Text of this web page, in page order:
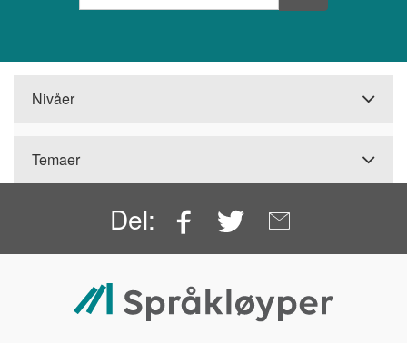
Nivåer
Temaer
Del: Facebook
Twitter